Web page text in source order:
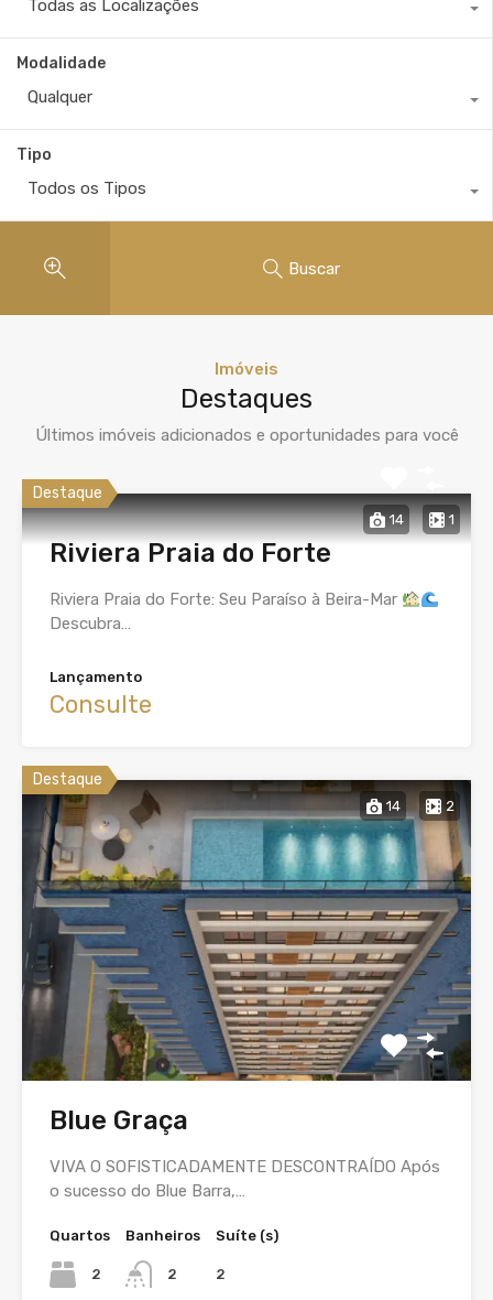
Todas as Localizações
Modalidade
Qualquer
Tipo
Todos os Tipos
Buscar
Imóveis
Destaques
Últimos imóveis adicionados e oportunidades para você
Destaque
14 1
Riviera Praia do Forte
Riviera Praia do Forte: Seu Paraíso à Beira-Mar
Descubra…
Lançamento
Consulte
Destaque
14 2
Blue Graça
VIVA O SOFISTICADAMENTE DESCONTRAÍDO Após
o sucesso do Blue Barra,…
Quartos
2
Banheiros
2
Suíte (s)
2